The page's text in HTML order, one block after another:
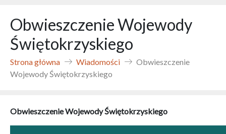
Obwieszczenie Wojewody
Świętokrzyskiego
Strona główna Wiadomości
Obwieszczenie
Wojewody Świętokrzyskiego
Obwieszczenie Wojewody Świętokrzyskiego